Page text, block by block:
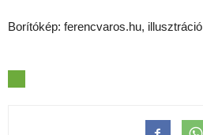
Borítókép: ferencvaros.hu, illusztráció